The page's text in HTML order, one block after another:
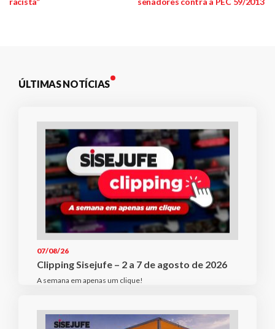
de
ÚLTIMAS NOTÍCIAS
07/08/26
Clipping Sisejufe – 2 a 7 de agosto de 2026
A semana em apenas um clique!